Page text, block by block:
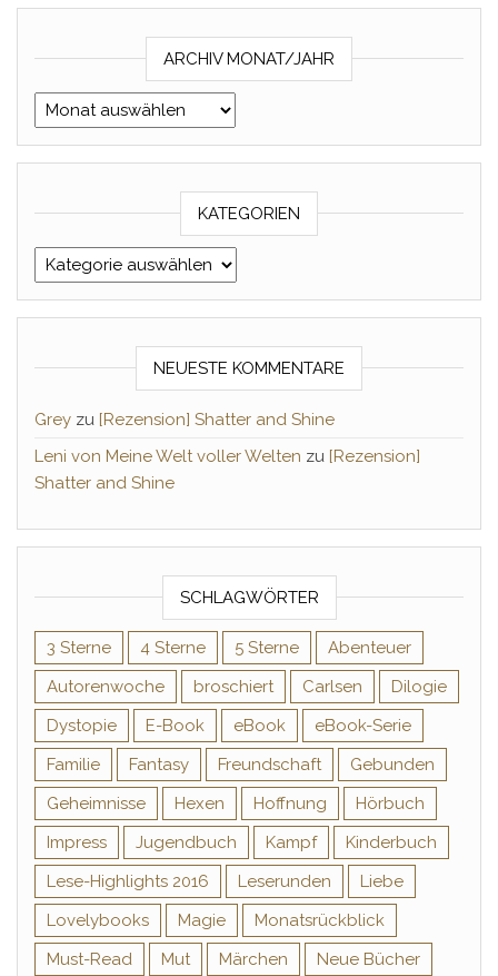
ARCHIV MONAT/JAHR
Archiv Monat/Jahr
KATEGORIEN
Kategorien
NEUESTE KOMMENTARE
Grey zu [Rezension] Shatter and Shine
Leni von Meine Welt voller Welten zu [Rezension]
Shatter and Shine
SCHLAGWÖRTER
3 Sterne 4 Sterne 5 Sterne
Abenteuer
Autorenwoche
broschiert Carlsen
Dilogie
Dystopie
E-Book eBook
eBook-Serie
Familie
Fantasy Freundschaft
Gebunden
Geheimnisse
Hexen Hoffnung
Hörbuch
Impress
Jugendbuch Kampf
Kinderbuch
Lese-Highlights 2016
Leserunden
Liebe
Lovelybooks
Magie
Monatsrückblick
Must-Read
Mut Märchen
Neue Bücher